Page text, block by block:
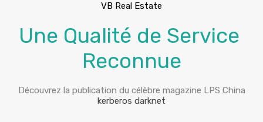
VB Real Estate
Une Qualité de Service
Reconnue
Découvrez la publication du célèbre magazine LPS China
kerberos darknet